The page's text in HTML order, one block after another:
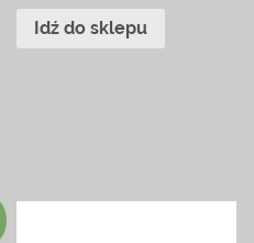
Idź do sklepu